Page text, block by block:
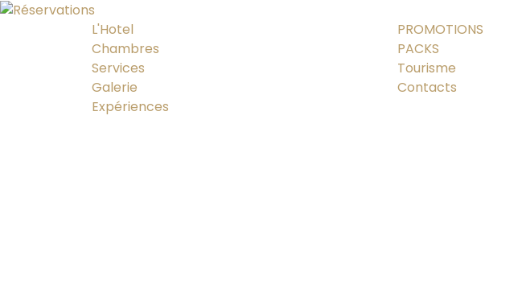
L'Hotel
Chambres
Services
Galerie
Expériences
PROMOTIONS
PACKS
Tourisme
Contacts